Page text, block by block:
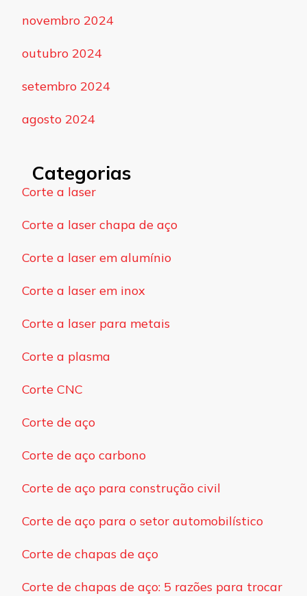
novembro 2024
outubro 2024
setembro 2024
agosto 2024
Categorias
Corte a laser
Corte a laser chapa de aço
Corte a laser em alumínio
Corte a laser em inox
Corte a laser para metais
Corte a plasma
Corte CNC
Corte de aço
Corte de aço carbono
Corte de aço para construção civil
Corte de aço para o setor automobilístico
Corte de chapas de aço
Corte de chapas de aço: 5 razões para trocar